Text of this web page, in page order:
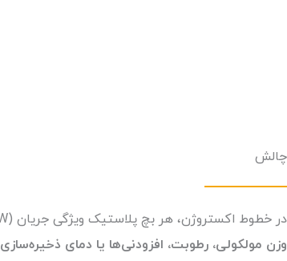
چالش
در خطوط اکستروژن، هر بچ پلاستیک ویژگی جریان (FLOW) متفاوتی دارد. حتی تفاوت‌های جزئی در
وزن مولکولی، رطوبت، افزودنی‌ها یا دمای ذخیره‌سازی